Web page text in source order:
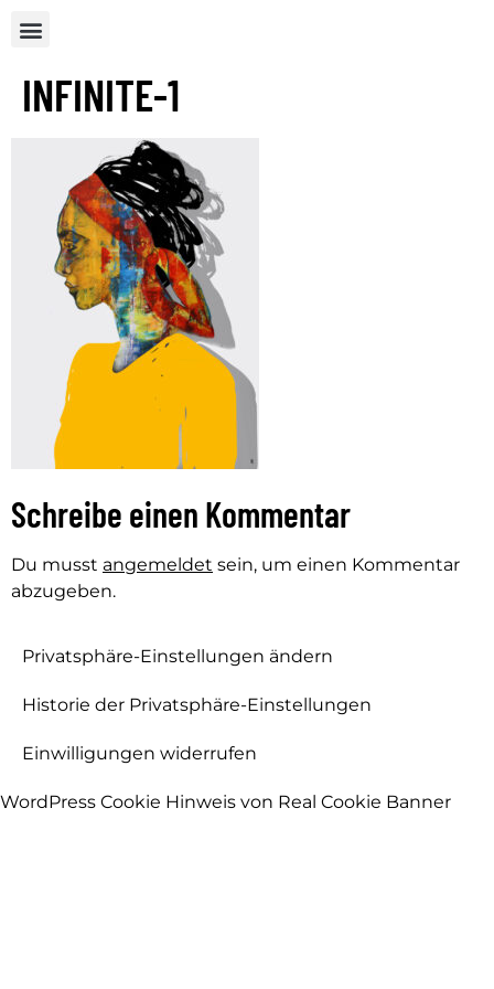
INFINITE-1
Schreibe einen Kommentar
Du musst angemeldet sein, um einen Kommentar
abzugeben.
Privatsphäre-Einstellungen ändern
Historie der Privatsphäre-Einstellungen
Einwilligungen widerrufen
WordPress Cookie Hinweis von Real Cookie Banner